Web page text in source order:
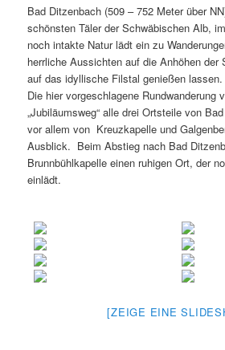
Bad Ditzenbach (509 – 752 Meter über
schönsten Täler der Schwäbischen Alb,
noch intakte Natur lädt ein zu
herrliche Aussichten auf die Anhöhen der
auf das idyllische Filstal genießen lassen.
Die hier vorgeschlagene Rundwanderung
„Jubiläumsweg“ alle drei Ortsteile von
vor allem von Kreuzkapelle und
Ausblick. Beim Abstieg nach Bad
Brunnbühlkapelle einen ruhigen Ort, der
einlädt.
[ZEIGE EINE